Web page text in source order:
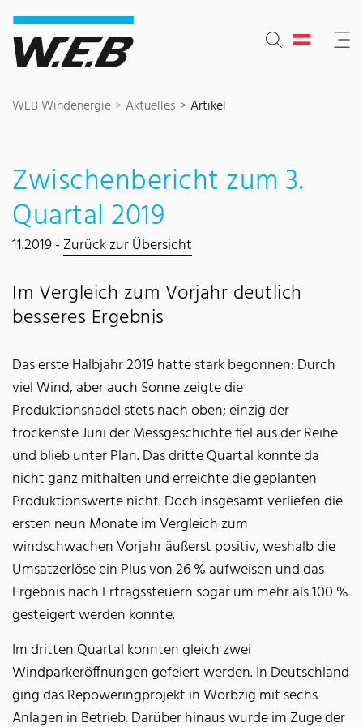
Inhaltsbereich
Suche
Hauptnavigation
Kontakt
Footer
WEB Windenergie Aktuelles Artikel
Zwischenbericht zum 3.
Quartal 2019
11.2019 -Zurück zur Übersicht
Im Vergleich zum Vorjahr deutlich
besseres Ergebnis
Das erste Halbjahr 2019 hatte stark begonnen: Durch
viel Wind, aber auch Sonne zeigte die
Produktionsnadel stets nach oben; einzig der
trockenste Juni der Messgeschichte fiel aus der Reihe
und blieb unter Plan. Das dritte Quartal konnte da
nicht ganz mithalten und erreichte die geplanten
Produktionswerte nicht. Doch insgesamt verliefen die
ersten neun Monate im Vergleich zum
windschwachen Vorjahr äußerst positiv, weshalb die
Umsatzerlöse ein Plus von 26 % aufweisen und das
Ergebnis nach Ertragssteuern sogar um mehr als 100 %
gesteigert werden konnte.
Im dritten Quartal konnten gleich zwei
Windparkeröffnungen gefeiert werden. In Deutschland
ging das Repoweringprojekt in Wörbzig mit sechs
Anlagen in Betrieb. Darüber hinaus wurde im Zuge der